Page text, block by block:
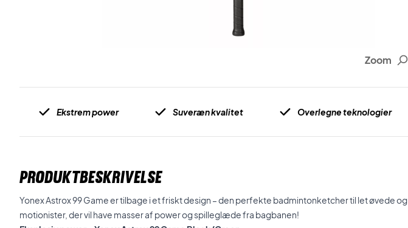
Zoom
Ekstrem power Suveræn kvalitet Overlegne teknologier
PRODUKTBESKRIVELSE
Yonex Astrox 99 Game er tilbage i et friskt design – den perfekte badmintonketcher til let øvede og
motionister, der vil have masser af power og spilleglæde fra bagbanen!